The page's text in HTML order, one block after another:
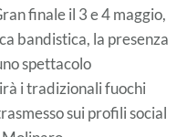
finale il 3 e 4 maggio,
bandistica, la presenza
spettacolo
i tradizionali fuochi
sui profili social